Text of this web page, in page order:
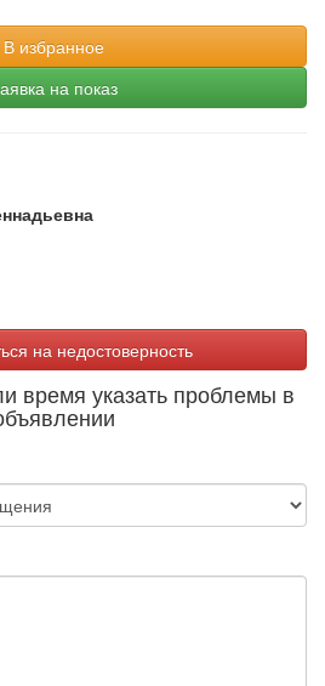
В избранное
на показ
на недостоверность
время указать проблемы в